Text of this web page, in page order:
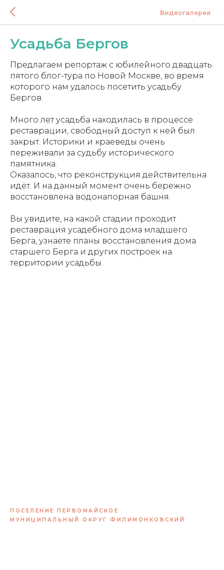
Видеогалерея
Усадьба Бергов
Предлагаем репортаж с юбилейного двадцать
пятого блог-тура по Новой Москве, во время
которого нам удалось посетить усадьбу
Бергов.
Много лет усадьба находилась в процессе
реставрации, свободный доступ к ней был
закрыт. Историки и краеведы очень
переживали за судьбу исторического
памятника.
Оказалось, что реконструкция действительна
идёт. И на данный момент очень бережно
восстановлена водонапорная башня.
Вы увидите, на какой стадии проходит
реставрация усадебного дома младшего
Берга, узнаете планы восстановления дома
старшего Берга и других построек на
территории усадьбы.
ПОСЕЛЕНИЕ ПЕРВОМАЙСКОЕ
МУНИЦИПАЛЬНЫЙ ОКРУГ ФИЛИМОНКОВСКИЙ